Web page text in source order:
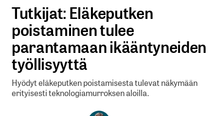
Tutkijat: Eläkeputken
poistaminen tulee
parantamaan ikääntyneiden
työllisyyttä
Hyödyt eläkeputken poistamisesta tulevat näkymään
erityisesti teknologiamurroksen aloilla.